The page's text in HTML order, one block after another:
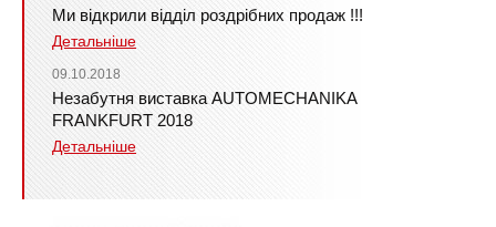
Ми відкрили відділ роздрібних продаж !!!
Детальніше
09.10.2018
Незабутня виставка AUTOMECHANIKA
FRANKFURT 2018
Детальніше